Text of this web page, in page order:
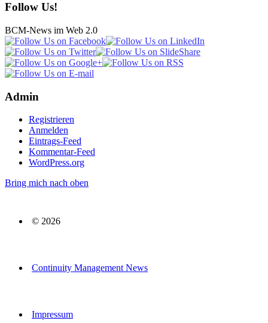
Follow Us!
BCM-News im Web 2.0
Admin
Registrieren
Anmelden
Eintrags-Feed
Kommentar-Feed
WordPress.org
Bring mich nach oben
© 2026
Continuity Management News
Impressum